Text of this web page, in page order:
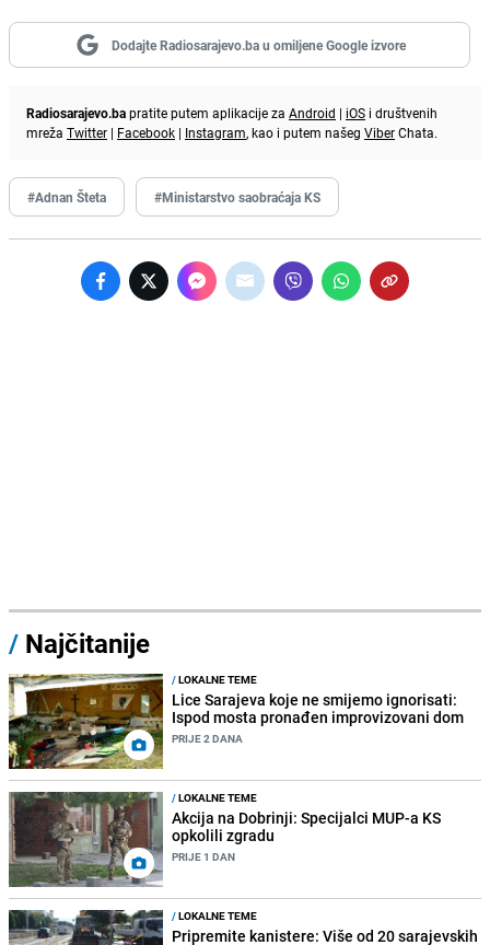
Dodajte Radiosarajevo.ba u omiljene Google izvore
Radiosarajevo.bapratite putem aplikacije za Android | iOS i društvenih
mreža Twitter | Facebook | Instagram, kao i putem našeg ViberChata.
#Adnan Šteta #Ministarstvo saobraćaja KS
/ Najčitanije
/LOKALNE TEME
Lice Sarajeva koje ne smijemo ignorisati:
Ispod mosta pronađen improvizovani dom
PRIJE 2 DANA
/LOKALNE TEME
Akcija na Dobrinji: Specijalci MUP-a KS
opkolili zgradu
PRIJE 1 DAN
/LOKALNE TEME
Pripremite kanistere: Više od 20 sarajevskih